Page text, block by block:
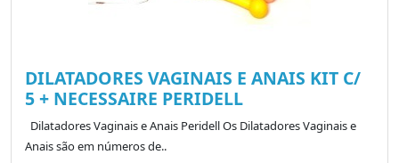
DILATADORES VAGINAIS E ANAIS KIT C/
5 + NECESSAIRE PERIDELL
Dilatadores Vaginais e Anais Peridell Os Dilatadores Vaginais e
Anais são em números de..